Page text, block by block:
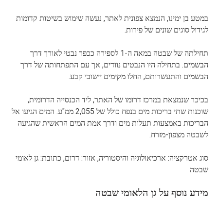
במטע בן ימינו, הנמצא צפונית לאתר, נעשה שימוש בשיטות קדומות
לגידול סוגים שונים של פירות.
תחילתה של שבטה במאה ה-1 לספירה ככפר נבטי לאורך דרך
הבשמים. בתחילה היו הנבטים נוודים, אך עם התפתחותה של דרך
הבשמים והתעשרותם, החלו מקימים יישובי קבע.
בכיכר שנמצאת במרכז דרומו של האתר, ליד הכנסייה הדרומית,
שוכנות שתי בריכות מים בנפח כולל של 2,055 ממ"ע. המים הגיעו אל
הבריכות באמצעות תעלות מים ודרך אמת המים הראשית שהגיעה
לשבטה מצפון-מזרח.
סוג אטרקציה: ארכיאולוגיה והיסטוריה, אזור: דרום, כתובת: גן לאומי
שבטה
מידע נוסף על גן הלאומי שבטה